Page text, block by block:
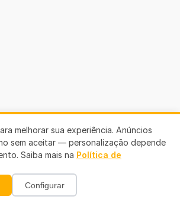
melhorar sua experiência. Anúncios
sem aceitar — personalização depende
Saiba mais na Política de
Configurar